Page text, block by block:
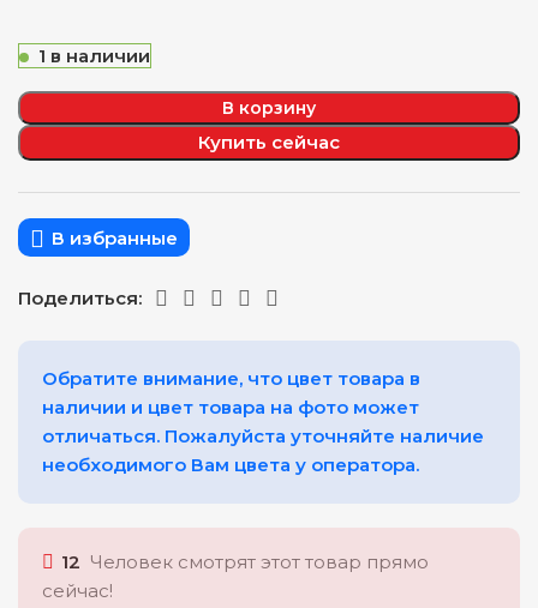
1 в наличии
В корзину
Купить сейчас
В избранные
Поделиться:
Обратите внимание, что цвет товара в
наличии и цвет товара на фото может
отличаться. Пожалуйста уточняйте наличие
необходимого Вам цвета у оператора.
12 Человек смотрят этот товар прямо
сейчас!